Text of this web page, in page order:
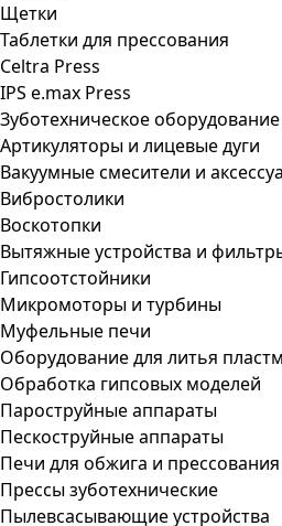
Щетки
Таблетки для прессования
Celtra Press
IPS e.max Press
Зуботехническое оборудование
Артикуляторы и лицевые дуги
Вакуумные смесители и
Вибростолики
Воскотопки
Вытяжные устройства и
Гипсоотстойники
Микромоторы и турбины
Муфельные печи
Оборудование для литья
Обработка гипсовых моделей
Пароструйные аппараты
Пескоструйные аппараты
Печи для обжига и
Прессы зуботехнические
Пылевсасывающие устройства